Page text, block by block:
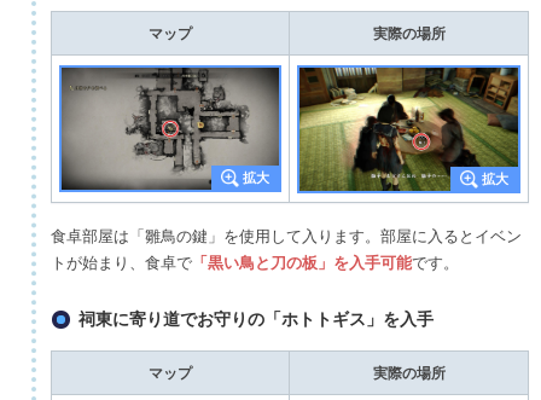
マップ 実際の場所
食卓部屋は「雛鳥の鍵」を使用して入ります。部屋に入るとイベン
トが始まり、食卓で 「黒い鳥と刀の板」を入手可能です。
祠東に寄り道でお守りの「ホトトギス」を入手
マップ 実際の場所